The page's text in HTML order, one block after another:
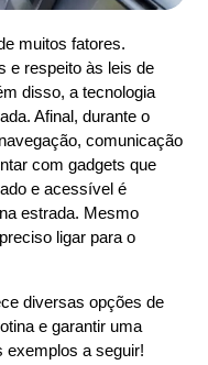
muitos fatores.
e respeito às leis de
disso, a tecnologia
Afinal, durante o
comunicação
com gadgets que
e acessível é
estrada. Mesmo
ligar para o
diversas opções de
e garantir uma
exemplos a seguir!